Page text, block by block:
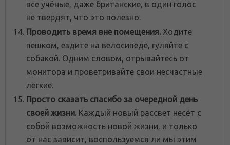
все учёные, даже британские, в один голос
не твердят, что это полезно.
Проводить время вне помещения. Ходите
пешком, ездите на велосипеде, гуляйте с
собакой. Одним словом, отрывайтесь от
монитора и проветривайте свои несчастные
лёгкие.
Просто сказать спасибо за очередной день
своей жизни. Каждый новый рассвет несёт с
собой возможность новой жизни, и только
от нас зависит, воспользуемся ли мы этим